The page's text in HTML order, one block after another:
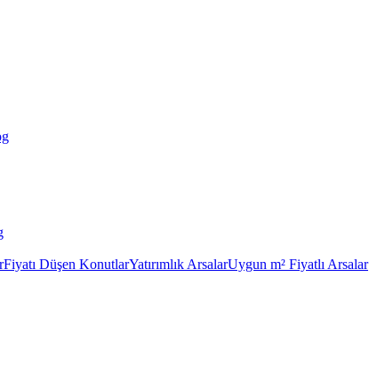
Fiyatı Düşen KonutlarYatırımlık ArsalarUygun m² Fiyatlı Arsalar